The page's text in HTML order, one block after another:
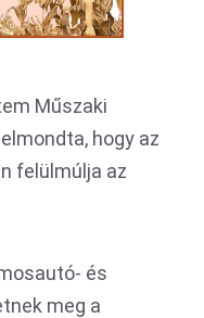
Műszaki
hogy az
felülmúlja az
és
meg a